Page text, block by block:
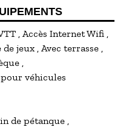
Accès Internet Wifi
de jeux Avec terrasse
véhicules
de pétanque